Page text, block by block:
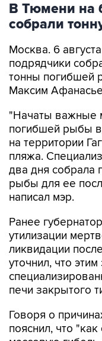
В Тюмени на
собрали
Москва. 6
подрядчики
тонны погибшей
Максим
"Начаты важные
погибшей рыбы
на территории
пляжа.
два дня собрала
рыбы для ее
написал мэр.
Ранее
утилизации
ликвидации
уточнил, что этим
печи закрытого
Говоря о
пояснил, что